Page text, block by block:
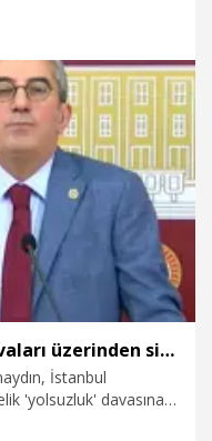
CHP'li Günaydın: Kumpas davaları üzerinden siyaseti dizayn edebilmek mümkün değil
İstanbul
'yolsuzluk' davasına